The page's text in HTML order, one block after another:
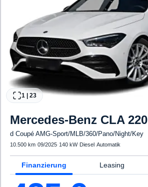
1 23
Mercedes-Benz CLA 220
d Coupé AMG-Sport/MLB/360/Pano/Night/Key
10.500 km·09/2025· 140 kW· Diesel·Automatik
Finanzierung Leasing